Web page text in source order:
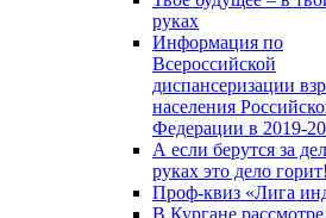
руках
Информация по
Всероссийской
диспансеризации
населения
Федерации в 2019-
А если берутся за
руках это дело горит!
Проф-квиз «Лига
В Кургане